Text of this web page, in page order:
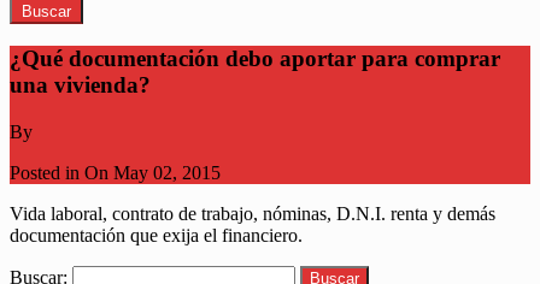
Buscar
¿Qué documentación debo aportar para comprar
una vivienda?
By
Posted in On May 02, 2015
Vida laboral, contrato de trabajo, nóminas, D.N.I. renta y demás
documentación que exija el financiero.
Buscar: